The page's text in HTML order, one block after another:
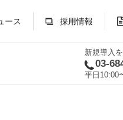
ース 採用情報
新規導入
03-
平日10:00